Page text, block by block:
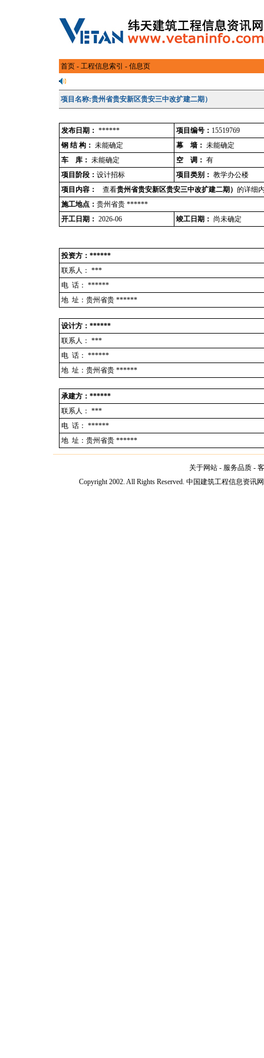
首页 - 工程信息索引 - 信息页
项目名称:贵州省贵安新区贵安三中改扩建二期）
发布日期： ****** 项目编号： 15519769
钢 结 构： 未能确定 幕 墙： 未能确定
车 库： 未能确定 空 调： 有
项目阶段： 设计招标 项目类别： 教学办公楼
项目内容：
查看贵州省贵安新区贵安三中改扩建二期） 的详细
施工地点： 贵州省贵 ******
开工日期： 2026-06 竣工日期： 尚未确定
投资方：******
联系人： ***
电 话： ******
地 址：贵州省贵 ******
设计方：******
联系人： ***
电 话： ******
地 址：贵州省贵 ******
承建方：******
联系人： ***
电 话： ******
地 址：贵州省贵 ******
关于网站 - 服务品质 -
Copyright 2002. All Rights Reserved. 中国建筑工程信息资讯